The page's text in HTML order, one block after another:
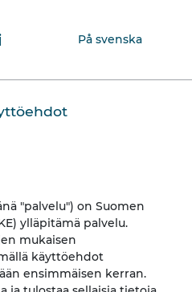
På svenska
"palvelu") on Suomen
ylläpitämä palvelu.
mukaisen
käyttöehdot
ensimmäisen kerran.